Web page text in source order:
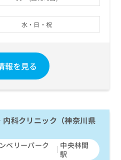
水・日・祝
報を見る
科クリニック（神奈川県
ベリーパーク
中央林間
駅